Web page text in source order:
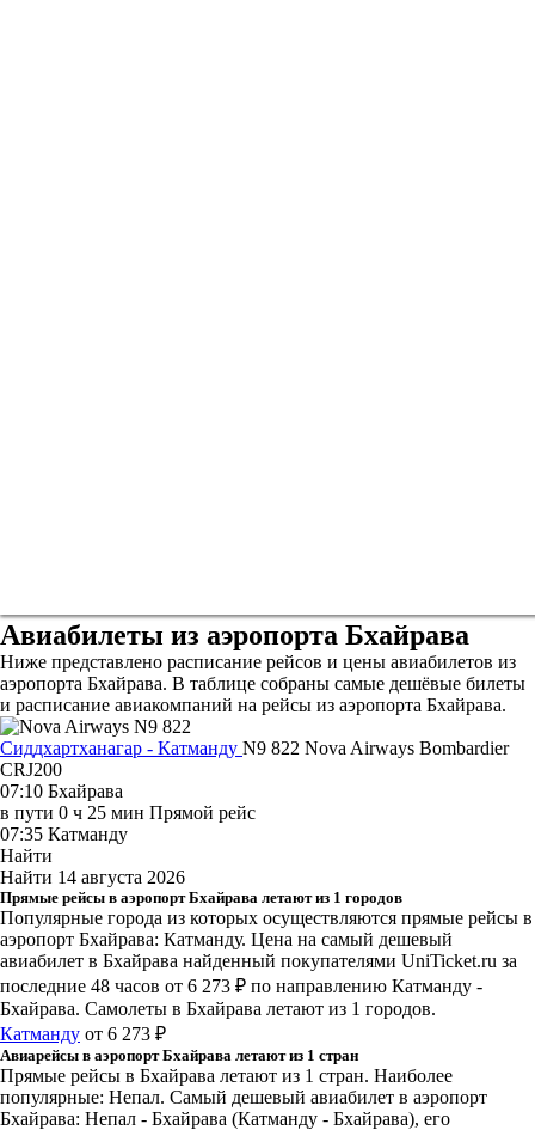
Авиабилеты из аэропорта Бхайрава
Ниже представлено расписание рейсов и цены авиабилетов из
аэропорта Бхайрава. В таблице собраны самые дешёвые билеты
и расписание авиакомпаний на рейсы из аэропорта Бхайрава.
Сиддхартханагар - Катманду N9 822 Nova Airways Bombardier
CRJ200
07:10 Бхайрава
в пути 0 ч 25 мин Прямой рейс
07:35 Катманду
Найти
Найти 14 августа 2026
Прямые рейсы в аэропорт Бхайрава летают из 1 городов
Популярные города из которых осуществляются прямые рейсы в
аэропорт Бхайрава: Катманду. Цена на самый дешевый
авиабилет в Бхайрава найденный покупателями UniTicket.ru за
последние 48 часов от 6 273 ₽ по направлению Катманду -
Бхайрава. Самолеты в Бхайрава летают из 1 городов.
Катманду от 6 273 ₽
Авиарейсы в аэропорт Бхайрава летают из 1 стран
Прямые рейсы в Бхайрава летают из 1 стран. Наиболее
популярные: Непал. Самый дешевый авиабилет в аэропорт
Бхайрава: Непал - Бхайрава (Катманду - Бхайрава), его